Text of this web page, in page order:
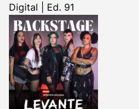
Digital | Ed. 91